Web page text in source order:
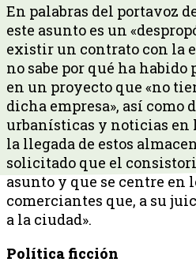
En palabras del portavoz
este asunto es un
existir un contrato con la
no sabe por qué ha habido
en un proyecto que «no
dicha empresa», así
urbanísticas y noticias en
la llegada de estos
solicitado que el
asunto y que se centre en
comerciantes que, a su
a la ciudad».
Política ficción